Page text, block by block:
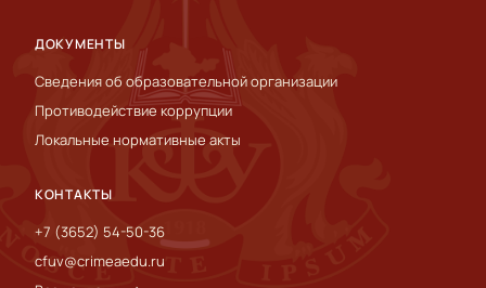
ДОКУМЕНТЫ
Сведения об образовательной организации
Противодействие коррупции
Локальные нормативные акты
КОНТАКТЫ
+7 (3652) 54-50-36
cfuv@crimeaedu.ru